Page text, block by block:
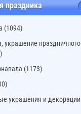
праздника
(1094)
украшение праздничного
(1173)
украшения и декорации